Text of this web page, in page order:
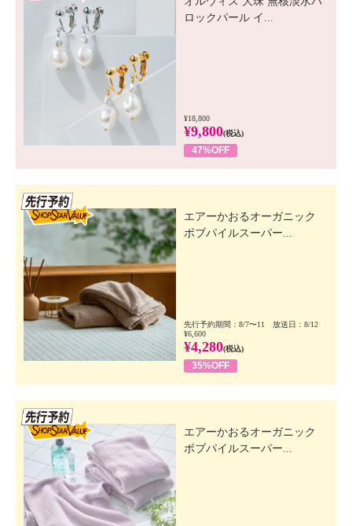
ロックパール イ...
¥18,800
¥9,800(税込)
47%OFF
エアーかおるオーガニック
ボブパイルスーパー...
先行予約期間：8/7〜11 放送日：8/12
¥6,600
¥4,280(税込)
35%OFF
エアーかおるオーガニック
ボブパイルスーパー...